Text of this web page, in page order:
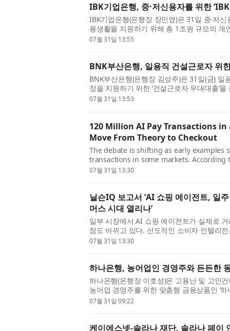
IBK기업은행, 중·저신용자를 위한
IBK기업은행(은행장 장민영)은 31일 중·저
융생활을 지원하기 위해 총 1조원 규모의 개
출시했다고 밝혔다. 이번 상품은 개인신용평
07월 31일 13:55
BNK부산은행, 일용직 건설근로자 위
BNK부산은행(은행장 김성주)은 31일(금)
정을 지원하기 위한 ‘건설근로자 우대대출’
BNK금융그룹과 건설근로자공제회, 민주노
07월 31일 13:53
120 Million AI Pay Transactions
Move From Theory to Checkout
The debate is shifting as early examples
transactions in some markets. According
consumer intelligence company, its
07월 31일 13:30
닐슨IQ 보고서 ‘AI 쇼핑 에이전트, 일
머스 시대 열리나’
일부 시장에서 AI 쇼핑 에이전트가 실제로
점도 바뀌고 있다. 선도적인 소비자 인텔리
벌 보고서 ‘커머스 혁명: 동서양의 만남
07월 31일 13:30
하나은행, 농어업인 경영주와 든든한
하나은행(은행장 이호성)은 고용난 및 고인
농어업 경영주를 위한 맞춤형 금융상품인 ‘
번 상품은 국내 외국인 체류자가 300만 명
07월 31일 09:22
케이에스넷-솔라나 재단, 솔라나 페이